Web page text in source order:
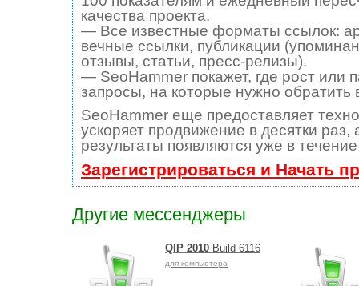
качества проекта.
— Все известные форматы ссылок:
вечные ссылки, публикации
отзывы, статьи, пресс-релизы).
— SeoHammer покажет, где рост или
запросы, на которые нужно обратить
SeoHammer еще предоставляет
ускоряет продвижение в десятки раз,
результаты появляются уже в
Зарегистрироваться и Начать
Другие мессенджеры
QIP 2010 Build 6116
для компьютера